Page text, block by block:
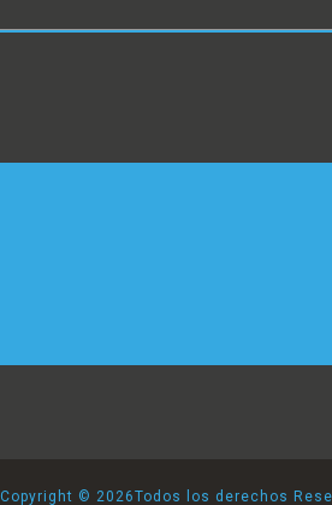
Copyright © 2026Todos los derechos